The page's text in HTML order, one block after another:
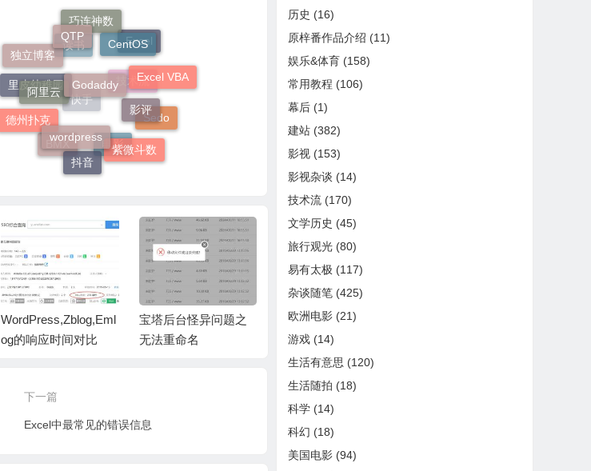
读书
巧连神数
Excel
技术流
里皮幼稚园
独立博客
QTP
CentOS
Excel VBA
Sedo
电影
BMX
德州扑克
阿里云
影评
紫微斗数
抖音
wordpress
WordPress,Zblog,Eml
og的响应时间对比
宝塔后台怪异问题之
无法重命名
宝塔网站监控报表升
级到7.7.1结果历史数
据丢了
下一篇
Excel中最常见的错误信息
历史 (16)
原梓番作品介绍 (11)
娱乐&体育 (158)
常用教程 (106)
幕后 (1)
建站 (382)
影视 (153)
影视杂谈 (14)
技术流 (170)
文学历史 (45)
旅行观光 (80)
易有太极 (117)
杂谈随笔 (425)
欧洲电影 (21)
游戏 (14)
生活有意思 (120)
生活随拍 (18)
科学 (14)
科幻 (18)
美国电影 (94)